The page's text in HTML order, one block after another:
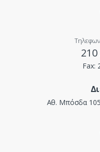
210
Fax:
Αθ. Μπόσδα